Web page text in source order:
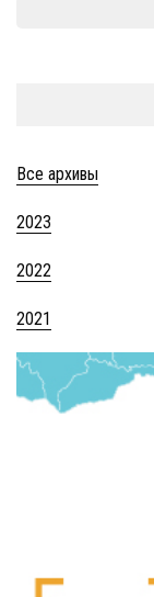
Все архивы
2023
2022
2021